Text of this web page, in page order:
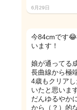
6月29日
今84cmです
います！
娘が通ってる
長曲線から極
4歳もクリア
いたと思いま
だんゆるやか
から（？）的